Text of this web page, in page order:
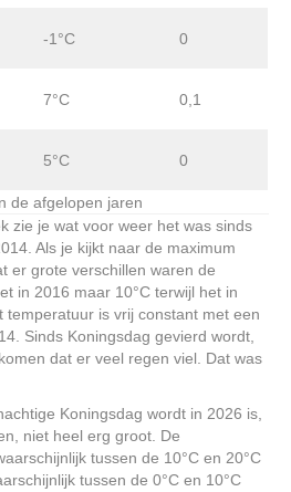
-1°C 0
7°C 0,1
5°C 0
de afgelopen jaren
zie je wat voor weer het was sinds
Als je kijkt naar de maximum
er grote verschillen waren de
in 2016 maar 10°C terwijl het in
temperatuur is vrij constant met een
Sinds Koningsdag gevierd wordt,
dat er veel regen viel. Dat was
Koningsdag wordt in 2026 is,
niet heel erg groot. De
tussen de 10°C en 20°C
tussen de 0°C en 10°C